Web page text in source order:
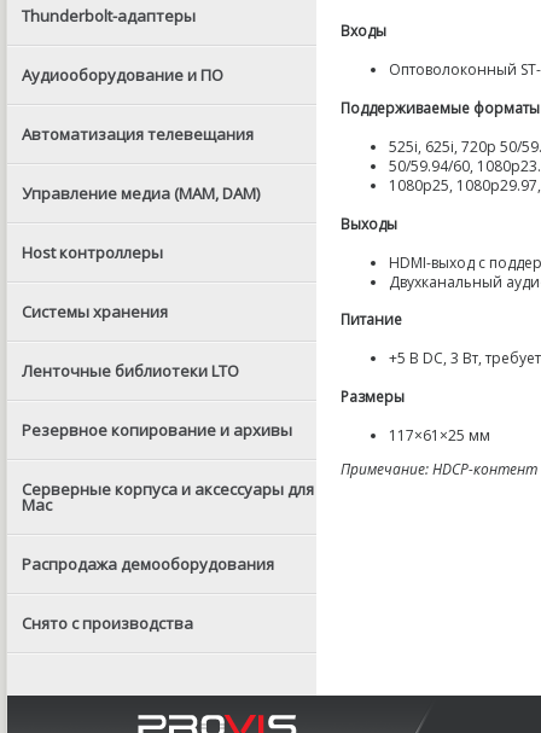
Thunderbolt-адаптеры
Аудиооборудование и ПО
Автоматизация телевещания
Управление медиа (MAM, DAM)
Host контроллеры
Системы хранения
Ленточные библиотеки LTO
Резервное копирование и архивы
Серверные корпуса и аксессуары для
Mac
Распродажа демооборудования
Снято с производства
Входы
Оптоволоконный
Поддерживаемые форматы
525i, 625i, 720p 50/
50/59.94/60,
1080p25, 1080p29.97,
Выходы
HDMI-выход с
Двухканальный
Питание
+5 В DC, 3 Вт,
Размеры
117×61×25 мм
Примечание:HDCP-контент